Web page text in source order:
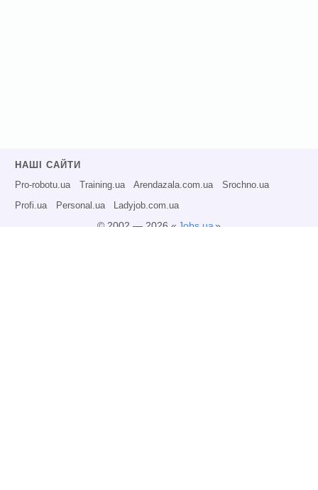
НАШІ САЙТИ
Pro-robotu.ua Training.ua Arendazala.com.ua Srochno.ua
Profi.ua Personal.ua Ladyjob.com.ua
© 2002 — 2026 « Jobs.ua»